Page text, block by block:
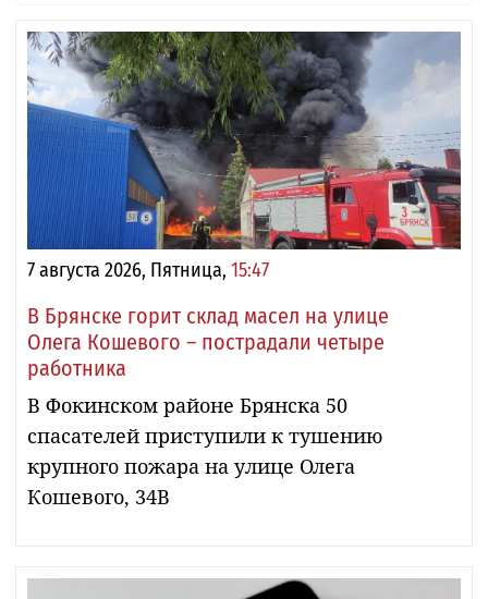
7 августа 2026, Пятница, 15:47
В Брянске горит склад масел на улице
Олега Кошевого – пострадали четыре
работника
В Фокинском районе Брянска 50
спасателей приступили к тушению
крупного пожара на улице Олега
Кошевого, 34В